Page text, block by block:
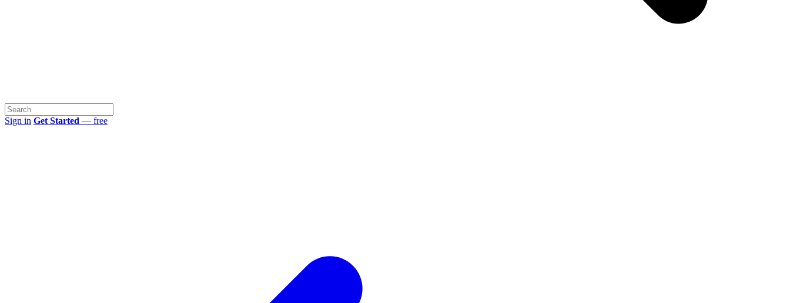
Sign in Get Started — free